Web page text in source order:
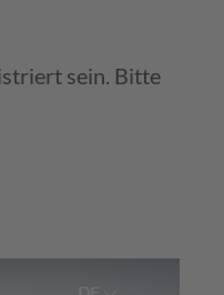
sein. Bitte